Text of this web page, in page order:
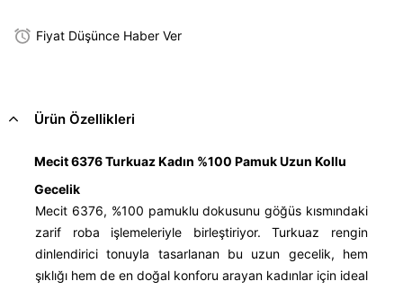
Fiyat Düşünce Haber Ver
Ürün Özellikleri
Mecit 6376 Turkuaz Kadın %100 Pamuk Uzun Kollu
Gecelik
Mecit 6376, %100 pamuklu dokusunu göğüs kısmındaki
zarif roba işlemeleriyle birleştiriyor. Turkuaz rengin
dinlendirici tonuyla tasarlanan bu uzun gecelik, hem
şıklığı hem de en doğal konforu arayan kadınlar için ideal